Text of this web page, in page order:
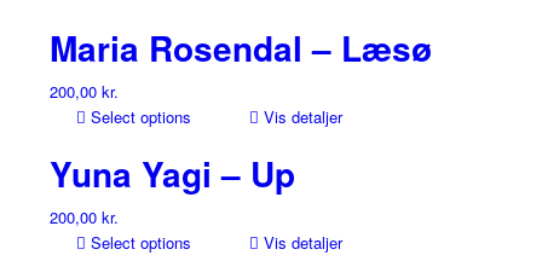
Maria Rosendal – Læsø
200,00 kr.
Select options
Vis detaljer
Yuna Yagi – Up
200,00 kr.
Select options
Vis detaljer